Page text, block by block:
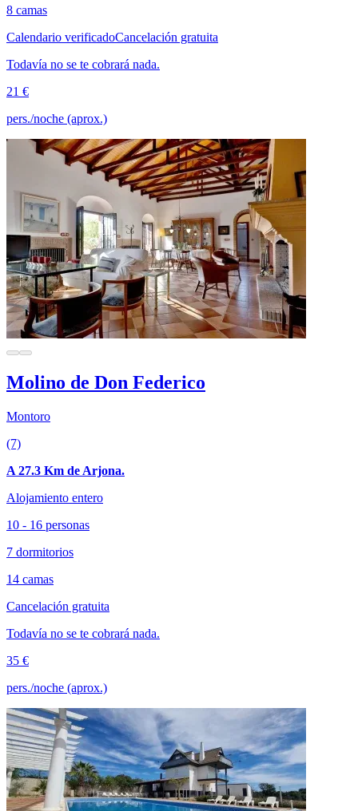
8 camas
Calendario verificadoCancelación gratuita
Todavía no se te cobrará nada.
21 €
pers./noche (aprox.)
Molino de Don Federico
Montoro
(7)
A 27.3 Km de Arjona.
Alojamiento entero
10 - 16 personas
7 dormitorios
14 camas
Cancelación gratuita
Todavía no se te cobrará nada.
35 €
pers./noche (aprox.)